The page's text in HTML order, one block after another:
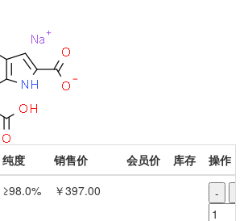
纯度 销售价 会员价 库存
操作
≥98.0% ￥397.00 -